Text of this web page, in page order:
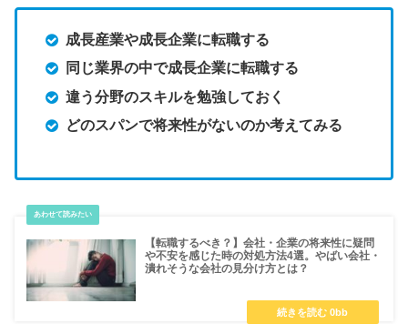
成長産業や成長企業に転職する
同じ業界の中で成長企業に転職する
違う分野のスキルを勉強しておく
どのスパンで将来性がないのか考えてみる
【転職するべき？】会社・企業の将来性に疑問
や不安を感じた時の対処方法4選。やばい会社・
潰れそうな会社の見分け方とは？